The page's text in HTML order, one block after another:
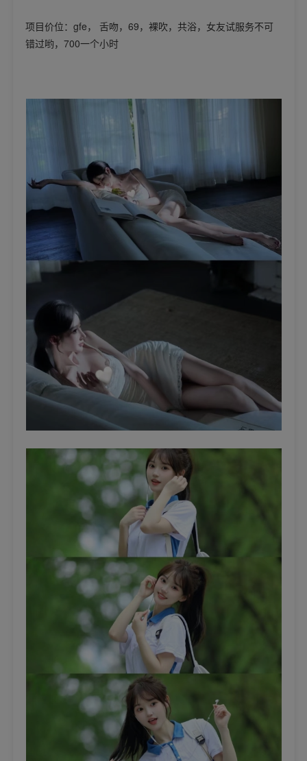
项目价位：gfe， 舌吻，69，裸吹，共浴，女友试服务不可
错过哟，700一个小时